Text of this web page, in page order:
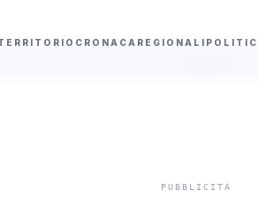
CRONACA REGIONALI
a Sciacca